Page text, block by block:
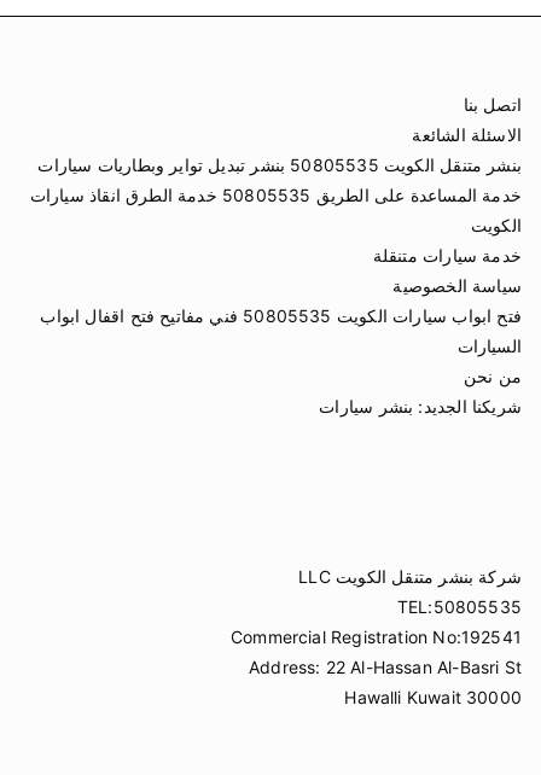
اتصل بنا
الاسئلة الشائعة
بنشر متنقل الكويت 50805535 بنشر تبديل تواير وبطاريات سيارات
خدمة المساعدة على الطريق 50805535 خدمة الطرق انقاذ سيارات
الكويت
خدمة سيارات متنقلة
سياسة الخصوصية
فتح ابواب سيارات الكويت 50805535 فني مفاتيح فتح اقفال ابواب
السيارات
من نحن
شريكنا الجديد: بنشر سيارات
شركة بنشر متنقل الكويت LLC
TEL:50805535
Commercial Registration No:192541
Address: 22 Al-Hassan Al-Basri St
Hawalli Kuwait 30000